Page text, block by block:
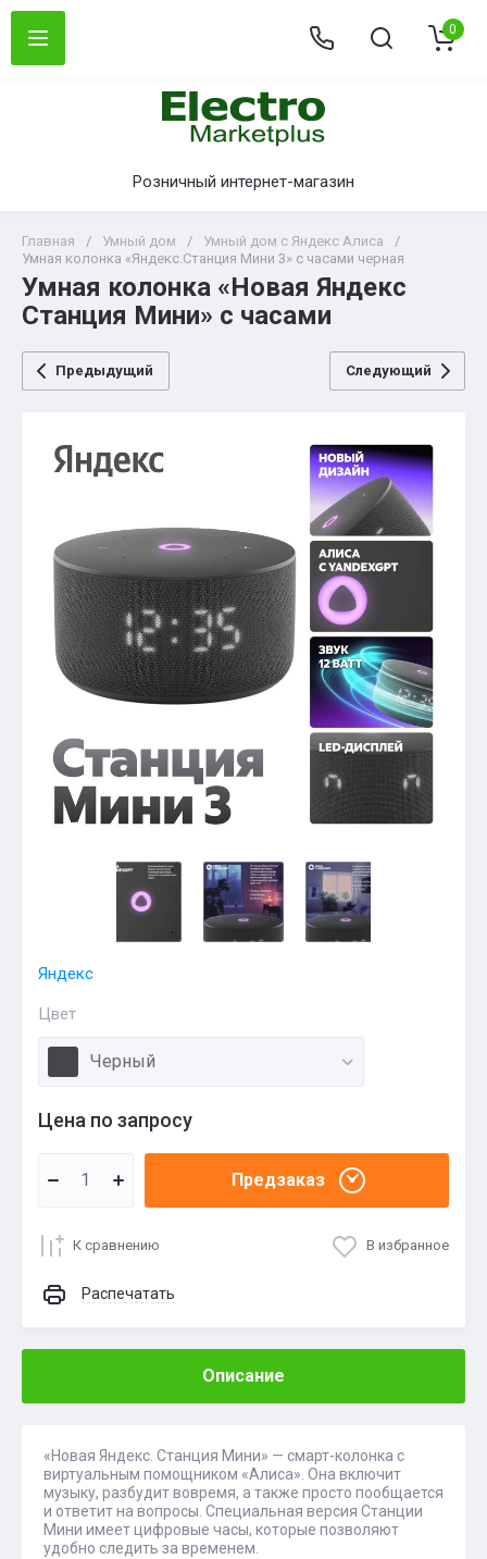
Розничный интернет-магазин
0
Главная / Умный дом / Умный дом с Яндекс Алиса
/
Умная колонка «Яндекс.Станция Мини 3» с часами черная
Умная колонка «Новая Яндекс
Станция Мини» с часами
Предыдущий Следующий
Яндекс
Цвет
Черный
Цена по запросу
Предзаказ
К сравнению В избранное
Распечатать
Описание
«Новая Яндекс. Станция Мини» — смарт-колонка с
виртуальным помощником «Алиса». Она включит
музыку, разбудит вовремя, а также просто пообщается
и ответит на вопросы. Специальная версия Станции
Мини имеет цифровые часы, которые позволяют
удобно следить за временем.